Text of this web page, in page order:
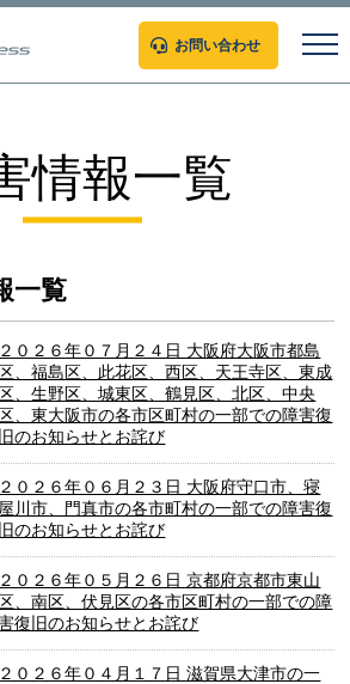
お問い合わせ
情報一覧
一覧
２０２６年０７月２４日 大阪府大阪市都島
区、福島区、此花区、西区、天王寺区、東成
区、生野区、城東区、鶴見区、北区、中央
区、東大阪市の各市区町村の一部での障害復
旧のお知らせとお詫び
２０２６年０６月２３日 大阪府守口市、寝
屋川市、門真市の各市町村の一部での障害復
旧のお知らせとお詫び
２０２６年０５月２６日 京都府京都市東山
区、南区、伏見区の各市区町村の一部での障
復旧のお知らせとお詫び
２０２６年０４月１７日 滋賀県大津市の一